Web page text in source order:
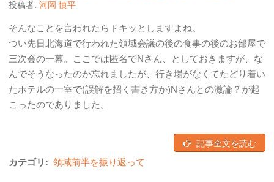
投稿者: 河岡 慎平
そんなことを言われたらドキッとしますよね。
つい先日北海道で行われた領域会議の後の食事の後のお部屋で
三次会の一幕。ここでは匿名でNさん、としておきますが、な
んでそうなったのか忘れましたが、行き場がなくてたどり着い
たホテルの一室で(誤解を招く書き方か)Nさんとの激論？が起
こったのでありました。
記事全文を読む
カテゴリ: 領域前半を振り返って